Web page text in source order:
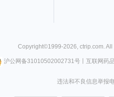
Copyright©1999-2026 ctrip.com .
沪公网备31010502002731号丨 互联网药
违法和不良信息举报